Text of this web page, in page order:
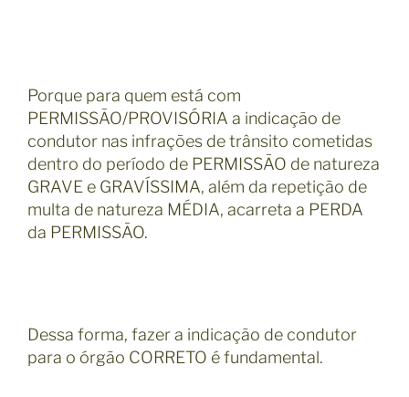
Porque para quem está com
PERMISSÃO/PROVISÓRIA a indicação de
condutor nas infrações de trânsito cometidas
dentro do período de PERMISSÃO de natureza
GRAVE e GRAVÍSSIMA, além da repetição de
multa de natureza MÉDIA, acarreta a PERDA
da PERMISSÃO.
Dessa forma, fazer a indicação de condutor
para o órgão CORRETO é fundamental.